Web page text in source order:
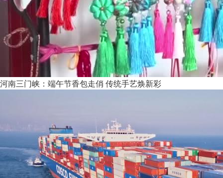
河南三门峡：端午节香包走俏 传统手艺焕新彩